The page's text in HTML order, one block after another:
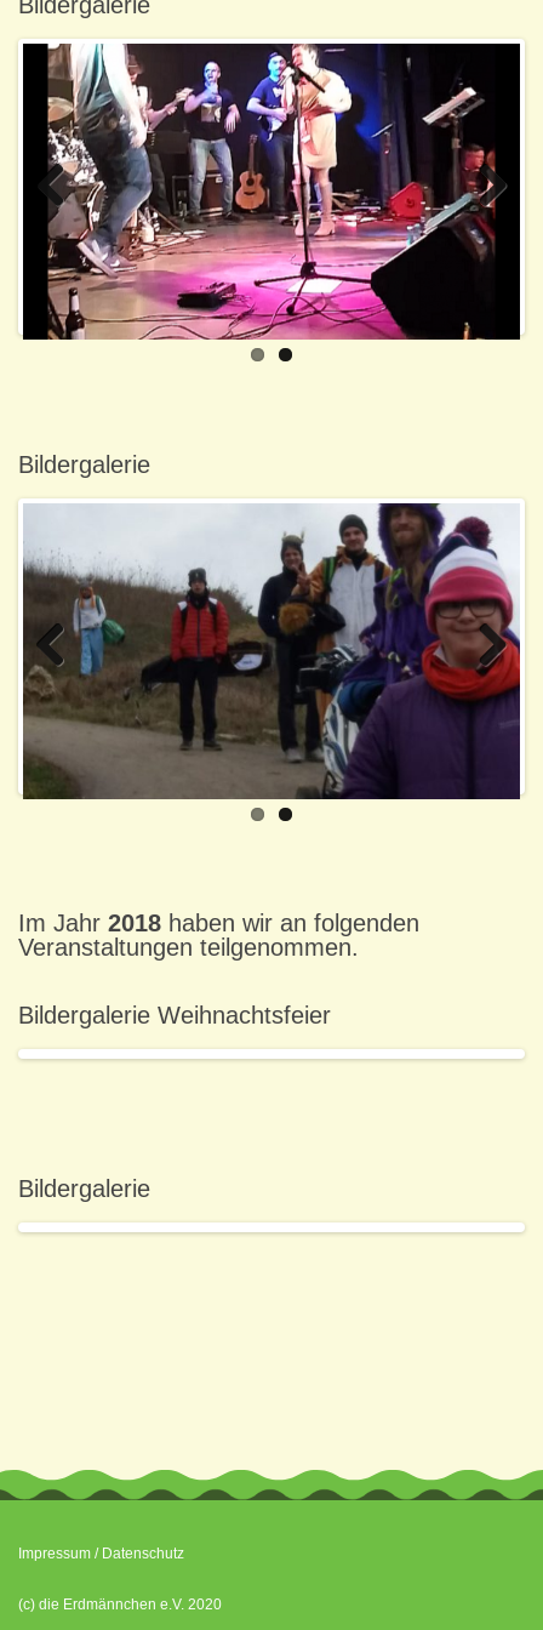
Bildergalerie
Previo
us
Next
Bildergalerie
Previo
us
Next
Im Jahr 2018 haben wir an folgenden
Veranstaltungen teilgenommen.
Bildergalerie Weihnachtsfeier
Bildergalerie
Impressum / Datenschutz
(c) die Erdmännchen e.V. 2020